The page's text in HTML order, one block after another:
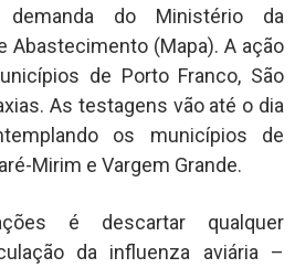
do Ministério da
Abastecimento (Mapa). A ação
de Porto Franco, São
As testagens vão até o dia
os municípios de
Mirim e Vargem Grande.
é descartar qualquer
da influenza aviária –